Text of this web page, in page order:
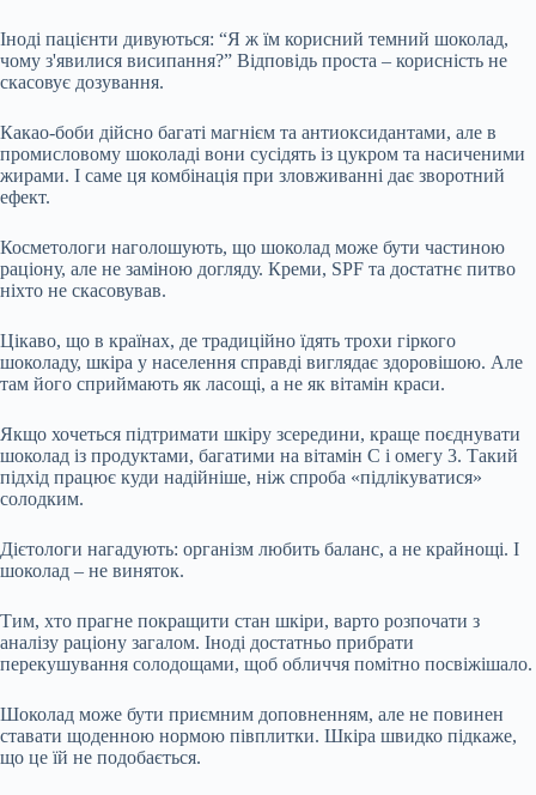
Іноді пацієнти дивуються: “Я ж їм корисний темний шоколад,
чому з'явилися висипання?” Відповідь проста – корисність не
скасовує дозування.
Какао-боби дійсно багаті магнієм та антиоксидантами, але в
промисловому шоколаді вони сусідять із цукром та насиченими
жирами. І саме ця комбінація при зловживанні дає зворотний
ефект.
Косметологи наголошують, що шоколад може бути частиною
раціону, але не заміною догляду. Креми, SPF та достатнє питво
ніхто не скасовував.
Цікаво, що в країнах, де традиційно їдять трохи гіркого
шоколаду, шкіра у населення справді виглядає здоровішою. Але
там його сприймають як ласощі, а не як вітамін краси.
Якщо хочеться підтримати шкіру зсередини, краще поєднувати
шоколад із продуктами, багатими на вітамін С і омегу 3. Такий
підхід працює куди надійніше, ніж спроба «підлікуватися»
солодким.
Дієтологи нагадують: організм любить баланс, а не крайнощі. І
шоколад – не виняток.
Тим, хто прагне покращити стан шкіри, варто розпочати з
аналізу раціону загалом. Іноді достатньо прибрати
перекушування солодощами, щоб обличчя помітно посвіжішало.
Шоколад може бути приємним доповненням, але не повинен
ставати щоденною нормою півплитки. Шкіра швидко підкаже,
що це їй не подобається.